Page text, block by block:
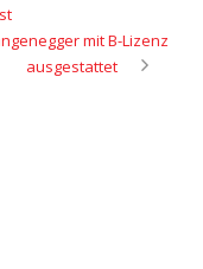
mit B-Lizenz
ausgestattet